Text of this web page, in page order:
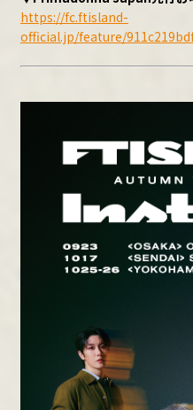
https://fc.ftisland-
official.jp/feature/